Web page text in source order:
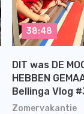
Zomervakantie
DIT was DE
HEBBEN
Bellinga Vlog
38:48